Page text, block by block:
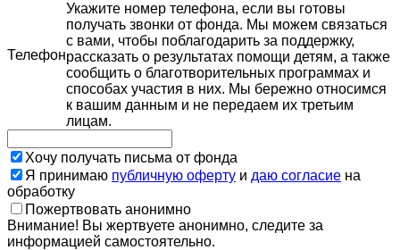
Телефон
Укажите номер телефона, если вы готовы
получать звонки от фонда. Мы можем связаться
с вами, чтобы поблагодарить за поддержку,
рассказать о результатах помощи детям, а также
сообщить о благотворительных программах и
способах участия в них. Мы бережно относимся
к вашим данным и не передаем их третьим
лицам.
Хочу получать письма от фонда
Я принимаю публичную оферту и даю согласие на
обработку
Пожертвовать анонимно
Внимание! Вы жертвуете анонимно, следите за
информацией самостоятельно.